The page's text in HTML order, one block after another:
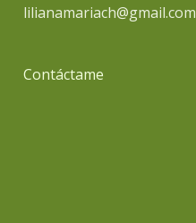
lilianamariach@gmail.com
Contáctame